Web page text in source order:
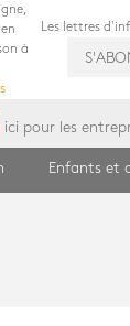
à
Les lettres
ici pour les
Enfants et